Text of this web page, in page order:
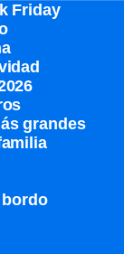
Friday
grandes